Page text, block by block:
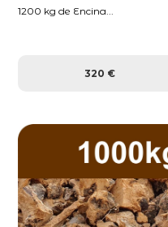
1200 kg de Encina...
320 €